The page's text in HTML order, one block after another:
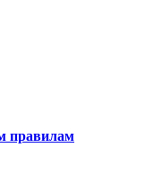
правилам